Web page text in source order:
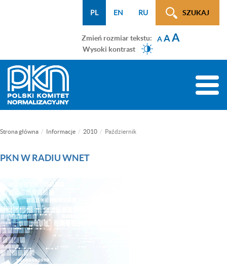
(tylko
na
podstronach)
SZUKAJ
PL EN RU
Zmień rozmiar tekstu: AAA
Wysoki kontrast
Toggle
Strona główna Informacje 2010 Październik
PKN W RADIU WNET